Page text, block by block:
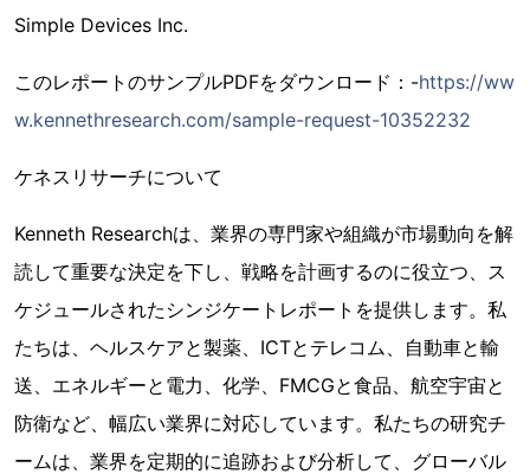
Simple Devices Inc.
このレポートのサンプルPDFをダウンロード：-https://ww
w.kennethresearch.com/sample-request-10352232
ケネスリサーチについて
Kenneth Researchは、業界の専門家や組織が市場動向を解
読して重要な決定を下し、戦略を計画するのに役立つ、ス
ケジュールされたシンジケートレポートを提供します。私
たちは、ヘルスケアと製薬、ICTとテレコム、自動車と輸
送、エネルギーと電力、化学、FMCGと食品、航空宇宙と
防衛など、幅広い業界に対応しています。私たちの研究チ
ームは、業界を定期的に追跡および分析して、グローバル